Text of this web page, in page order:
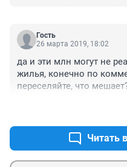
раз за это самое
тогда еще было сказано,
поэтому изыскивайте
для такой программы,
это с предстоящими
поднятия
Гость
26 марта 2019, 18:02
да и эти млн могут не
жилья, конечно по
переселяйте, что
Читать